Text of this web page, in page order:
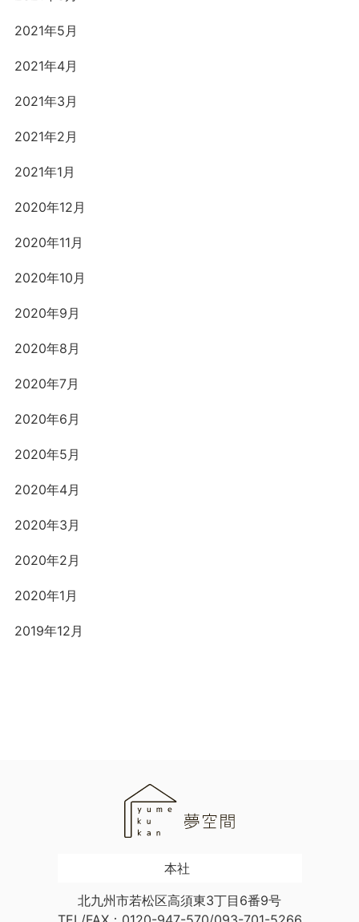
2021年5月
2021年4月
2021年3月
2021年2月
2021年1月
2020年12月
2020年11月
2020年10月
2020年9月
2020年8月
2020年7月
2020年6月
2020年5月
2020年4月
2020年3月
2020年2月
2020年1月
2019年12月
本社
北九州市若松区高須東3丁目6番9号